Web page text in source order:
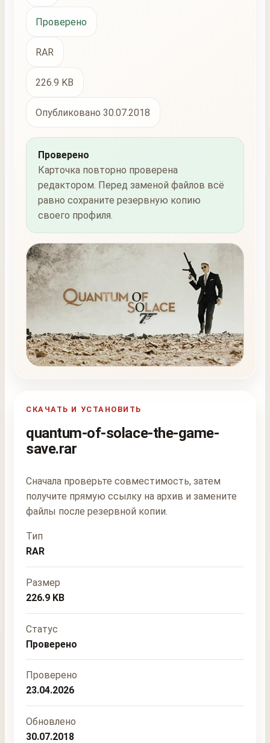
Проверено
RAR
226.9 KB
Опубликовано 30.07.2018
Проверено
Карточка повторно проверена
редактором. Перед заменой файлов всё
равно сохраните резервную копию
своего профиля.
СКАЧАТЬ И УСТАНОВИТЬ
quantum-of-solace-the-game-
save.rar
Сначала проверьте совместимость, затем
получите прямую ссылку на архив и замените
файлы после резервной копии.
Тип
RAR
Размер
226.9 KB
Статус
Проверено
Проверено
23.04.2026
Обновлено
30.07.2018